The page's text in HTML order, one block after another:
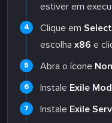
estiver em
Clique em
escolha x86 e
Abra o ícone
Instale Exile
Instale Exile